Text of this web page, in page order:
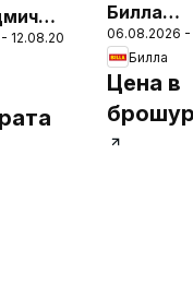
Билла
брошура
06.08.2026 -
Билла
Цена в